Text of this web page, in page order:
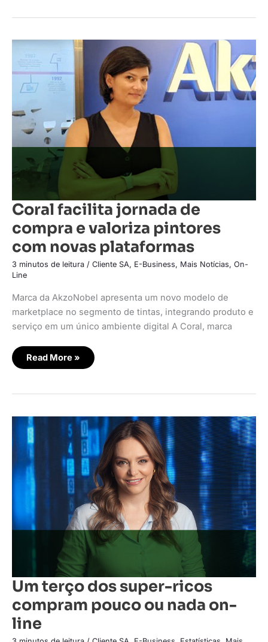
Coral facilita jornada de
compra e valoriza pintores
com novas plataformas
3 minutos de leitura / Cliente SA, E-Business, Mais Notícias, On-
Line
Marca da AkzoNobel apresenta um novo modelo de
marketplace no segmento de tintas, integrando produto e
serviço em um único ambiente digital A Coral, marca
Coral
facilita
jornada
de
compra
e
valoriza
com
novas
plataformas
Read More »
Um terço dos super-ricos
compram pouco ou nada on-
line
Um
terço
dos
super-
ricos
compram
pouco
ou
nada
on-